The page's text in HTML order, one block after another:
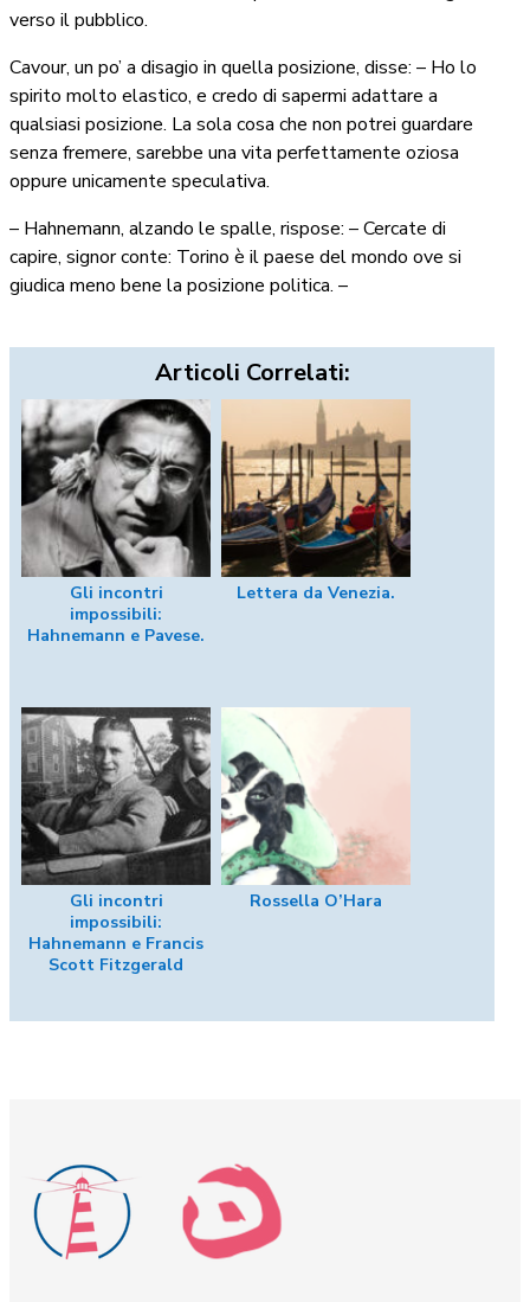
verso il pubblico.
Cavour, un po’ a disagio in quella posizione, disse: – Ho lo
spirito molto elastico, e credo di sapermi adattare a
qualsiasi posizione. La sola cosa che non potrei guardare
senza fremere, sarebbe una vita perfettamente oziosa
oppure unicamente speculativa.
– Hahnemann, alzando le spalle, rispose: – Cercate di
capire, signor conte: Torino è il paese del mondo ove si
giudica meno bene la posizione politica. –
Articoli Correlati:
Gli incontri
impossibili:
Hahnemann e Pavese.
Lettera da Venezia.
Gli incontri
impossibili:
Hahnemann e Francis
Scott Fitzgerald
Rossella O’Hara